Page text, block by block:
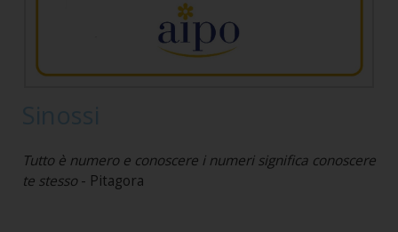
Tutto è numero e conoscere i numeri significa conoscere
te stesso- Pitagora